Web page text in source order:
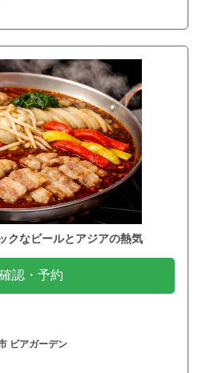
クなビールとアジアの熱気
認・予約
ビアガーデン